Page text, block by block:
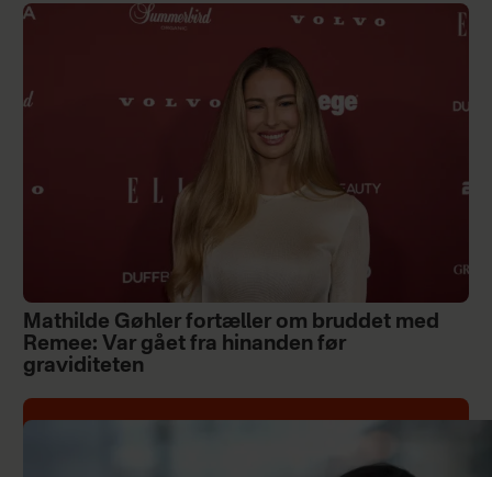
Mathilde Gøhler fortæller om bruddet med
Remee: Var gået fra hinanden før
graviditeten